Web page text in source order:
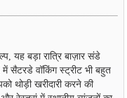
यह बड़ा रात्रि बाज़ार संडे
में सैटरडे वॉकिंग स्ट्रीट भी बहुत
थोड़ी खरीदारी करने की